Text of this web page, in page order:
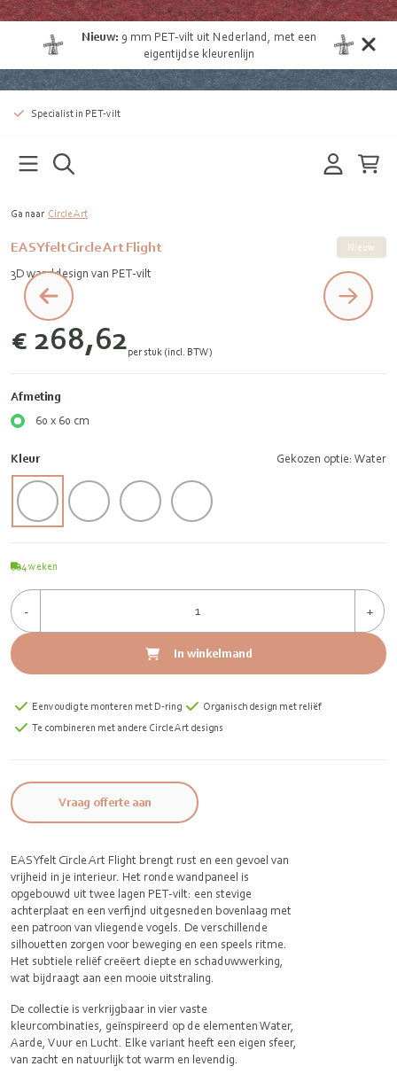
Nieuw: 9 mm PET-vilt uit Nederland , met een
eigentijdse kleurenlijn
Specialist in PET-vilt
Ga naar Circle Art
EASYfelt Circle Art Flight
3D wanddesign van PET-vilt
Nieuw
€ 268,62per stuk (incl. BTW)
Afmeting
60 x 60 cm
Kleur Gekozen optie: Water
4weken
- +
In winkelmand
Eenvoudig te monteren met D-ring
Organisch design met reliëf
Te combineren met andere Circle Art designs
Vraag offerte aan
EASYfelt Circle Art Flight brengt rust en een gevoel van
vrijheid in je interieur. Het ronde wandpaneel is
opgebouwd uit twee lagen PET-vilt: een stevige
achterplaat en een verfijnd uitgesneden bovenlaag met
een patroon van vliegende vogels. De verschillende
silhouetten zorgen voor beweging en een speels ritme.
Het subtiele reliëf creëert diepte en schaduwwerking,
wat bijdraagt aan een mooie uitstraling.
De collectie is verkrijgbaar in vier vaste
kleurcombinaties, geïnspireerd op de elementen Water,
Aarde, Vuur en Lucht. Elke variant heeft een eigen sfeer,
van zacht en natuurlijk tot warm en levendig.